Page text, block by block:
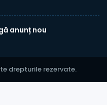
anunț nou
drepturile rezervate.